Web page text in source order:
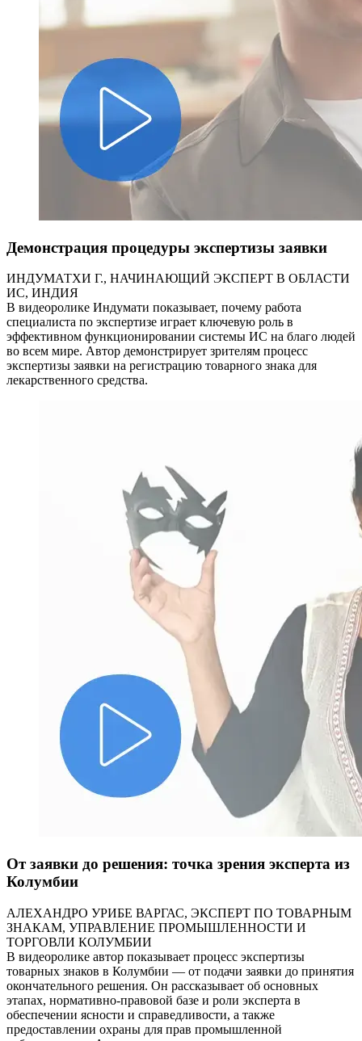
Демонстрация процедуры экспертизы заявки
ИНДУМАТХИ Г., НАЧИНАЮЩИЙ ЭКСПЕРТ В ОБЛАСТИ
ИС, ИНДИЯ
В видеоролике Индумати показывает, почему работа
специалиста по экспертизе играет ключевую роль в
эффективном функционировании системы ИС на благо людей
во всем мире. Автор демонстрирует зрителям процесс
экспертизы заявки на регистрацию товарного знака для
лекарственного средства.
От заявки до решения: точка зрения эксперта из
Колумбии
АЛЕХАНДРО УРИБЕ ВАРГАС, ЭКСПЕРТ ПО ТОВАРНЫМ
ЗНАКАМ, УПРАВЛЕНИЕ ПРОМЫШЛЕННОСТИ И
ТОРГОВЛИ КОЛУМБИИ
В видеоролике автор показывает процесс экспертизы
товарных знаков в Колумбии — от подачи заявки до принятия
окончательного решения. Он рассказывает об основных
этапах, нормативно-правовой базе и роли эксперта в
обеспечении ясности и справедливости, а также
предоставлении охраны для прав промышленной